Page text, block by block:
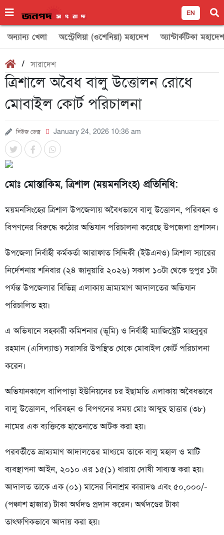
EN
অন্যান্য খেলা অস্ট্রেলিয়া (ওশেনিয়া) মহাদেশ অ্যান্টার্কটিকা মহাদেশ
/সারাদেশ
ত্রিশালে অবৈধ বালু উত্তোলন রোধে
মোবাইল কোর্ট পরিচালনা
নিউজ ডেক্স January 24, 2026 10:36 am
মোঃ মোস্তাকিম, ত্রিশাল (ময়মনসিংহ) প্রতিনিধি:
ময়মনসিংহের ত্রিশাল উপজেলায় অবৈধভাবে বালু উত্তোলন, পরিবহন ও
বিপণনের বিরুদ্ধে কঠোর অভিযান পরিচালনা করেছে উপজেলা প্রশাসন।
উপজেলা নির্বাহী কর্মকর্তা আরাফাত সিদ্দিকী (ইউএনও) ত্রিশাল স্যারের
নির্দেশনায় শনিবার (২৪ জানুয়ারি ২০২৬) সকাল ১০টা থেকে দুপুর ১টা
পর্যন্ত উপজেলার বিভিন্ন এলাকায় ভ্রাম্যমাণ আদালতের অভিযান
পরিচালিত হয়।
এ অভিযানে সহকারী কমিশনার (ভূমি) ও নির্বাহী ম্যাজিস্ট্রেট মাহবুবুর
রহমান (এসিল্যান্ড) সরাসরি উপস্থিত থেকে মোবাইল কোর্ট পরিচালনা
করেন।
অভিযানকালে বালিপাড়া ইউনিয়নের চর ইছামতি এলাকায় অবৈধভাবে
বালু উত্তোলন, পরিবহন ও বিপণনের সময় মোঃ আব্দুছ ছাত্তার (৩৮)
নামের এক ব্যক্তিকে হাতেনাতে আটক করা হয়।
পরবর্তীতে ভ্রাম্যমাণ আদালতের মাধ্যমে তাকে বালু মহাল ও মাটি
ব্যবস্থাপনা আইন, ২০১০ এর ১৫(১) ধারায় দোষী সাব্যস্ত করা হয়।
আদালত তাকে এক (০১) মাসের বিনাশ্রম কারাদণ্ড এবং ৫০,০০০/-
(পঞ্চাশ হাজার) টাকা অর্থদণ্ড প্রদান করেন। অর্থদণ্ডের টাকা
তাৎক্ষণিকভাবে আদায় করা হয়।